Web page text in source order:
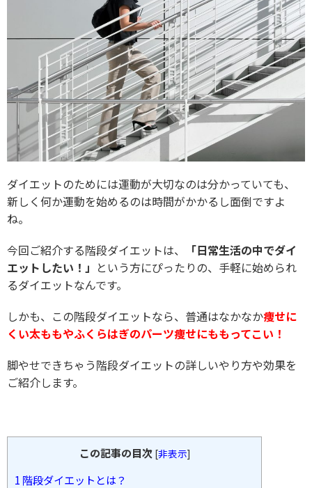
ダイエットのためには運動が大切なのは分かっていても、
新しく何か運動を始めるのは時間がかかるし面倒ですよ
ね。
今回ご紹介する階段ダイエットは、
「日常生活の中でダイ
エットしたい！」 という方にぴったりの、手軽に始められ
るダイエットなんです。
しかも、この階段ダイエットなら、普通はなかなか痩せに
くい太ももやふくらはぎのパーツ痩せにももってこい！
脚やせできちゃう階段ダイエットの詳しいやり方や効果を
ご紹介します。
この記事の目次 [非表示]
1 階段ダイエットとは？